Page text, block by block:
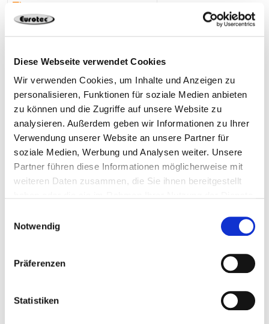
Diese Webseite verwendet Cookies
Wir verwenden Cookies, um Inhalte und Anzeigen zu
personalisieren, Funktionen für soziale Medien anbieten
zu können und die Zugriffe auf unsere Website zu
analysieren. Außerdem geben wir Informationen zu Ihrer
Verwendung unserer Website an unsere Partner für
soziale Medien, Werbung und Analysen weiter. Unsere
Partner führen diese Informationen möglicherweise mit
weiteren Daten zusammen, die Sie ihnen bereitgestellt
Notwendig
Präferenzen
Statistiken
Das macht die Einschraubkupplung zur idealen Lösung
für Fachanwender, die Wert auf kontrollierte,
materialschonende Verschraubung legen – selbst bei
Vorteile
Reduziert Schraubenschäden: Verhindert das
Überdrehen und Abreißen von Schrauben –
besonders wichtig bei Metall-Holz-Verbindungen und
Schrauben mit Tellerkopf.
Gleichbleibende Qualität: Sicheres und
Wartungsfrei: Die dauerhaft geschmierte Kupplung
Verschraubungen mit hohem Anzugsdrehmoment-
100885 Drehmomentbegrenzer 18 Nm
Sechskant 11 mm 120,5 mm
TX40 oder TX50 1 4064827884508